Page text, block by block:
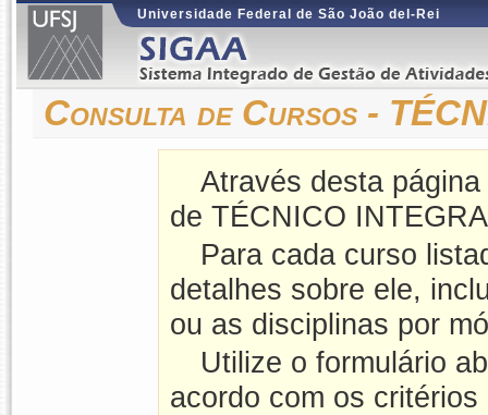
Universidade Federal de São João del-Rei
Consulta de Cursos -
Através desta
de TÉCNICO
Para cada curso
detalhes sobre ele,
ou as disciplinas por
Utilize o formulário
acordo com os